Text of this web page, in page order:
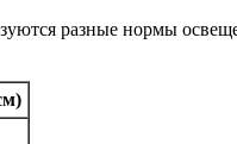
разные нормы